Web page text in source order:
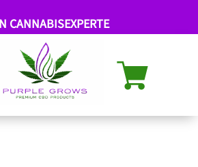
CANNABISEXPERTE